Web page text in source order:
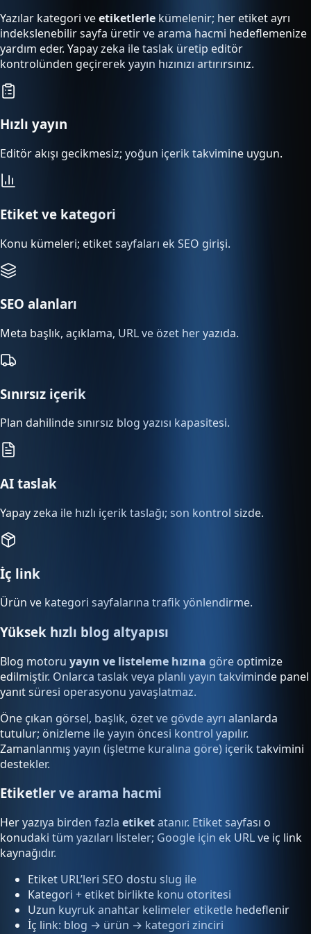
Yazılar kategori veetiketlerle kümelenir; her etiket ayrı
indekslenebilir sayfa üretir ve arama hacmi hedeflemenize
yardım eder. Yapay zeka ile taslak üretip editör
kontrolünden geçirerek yayın hızınızı artırırsınız.
Hızlı yayın
Editör akışı gecikmesiz; yoğun içerik takvimine uygun.
Etiket ve kategori
Konu kümeleri; etiket sayfaları ek SEO girişi.
SEO alanları
Meta başlık, açıklama, URL ve özet her yazıda.
Sınırsız içerik
Plan dahilinde sınırsız blog yazısı kapasitesi.
AI taslak
Yapay zeka ile hızlı içerik taslağı; son kontrol sizde.
İç link
Ürün ve kategori sayfalarına trafik yönlendirme.
Yüksek hızlı blog altyapısı
Blog motoru yayın ve listeleme hızına göre optimize
edilmiştir. Onlarca taslak veya planlı yayın takviminde panel
yanıt süresi operasyonu yavaşlatmaz.
Öne çıkan görsel, başlık, özet ve gövde ayrı alanlarda
tutulur; önizleme ile yayın öncesi kontrol yapılır.
Zamanlanmış yayın (işletme kuralına göre) içerik takvimini
destekler.
Etiketler ve arama hacmi
Her yazıya birden fazla etiketatanır. Etiket sayfası o
konudaki tüm yazıları listeler; Google için ek URL ve iç link
kaynağıdır.
Etiket URL’leri SEO dostu slug ile
Kategori + etiket birlikte konu otoritesi
Uzun kuyruk anahtar kelimeler etiketle hedeflenir
İç link: blog → ürün → kategori zinciri